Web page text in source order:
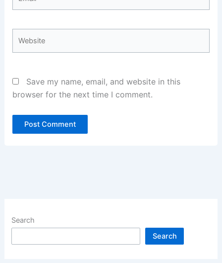
Save my name, email, and website in this
browser for the next time I comment.
Search
Search